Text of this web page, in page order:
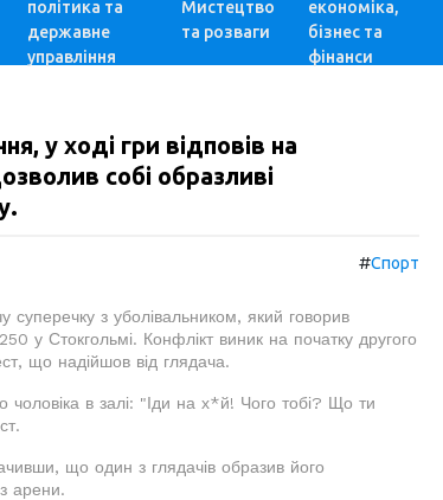
політика та
державне
управління
Мистецтво
та розваги
економіка,
бізнес та
фінанси
у ході гри відповів на
собі образливі
#Спорт
суперечку з уболівальником, який говорив
у Стокгольмі. Конфлікт виник на початку другого
що надійшов від глядача.
в залі: "Іди на х*й! Чого тобі? Що ти
що один з глядачів образив його
арени.